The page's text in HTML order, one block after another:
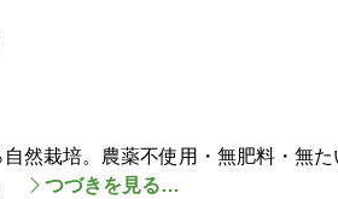
然栽培。農薬不使用・無肥料・無た
つづきを見る…